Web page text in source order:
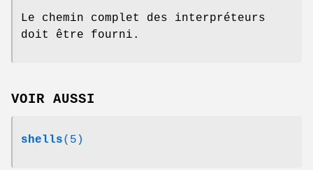
Le chemin complet des interpréteurs
doit être fourni.
VOIR AUSSI
shells(5)